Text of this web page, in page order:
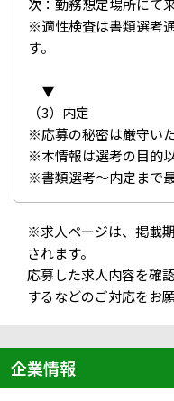
※適性検査は書類選考
す。
▼
（3）内定
※応募の秘密は厳守いた
※本情報は選考の目的
※書類選考～内定まで
※求人ページは、掲載
されます。
応募した求人内容を確
するなどのご対応をお
企業情報